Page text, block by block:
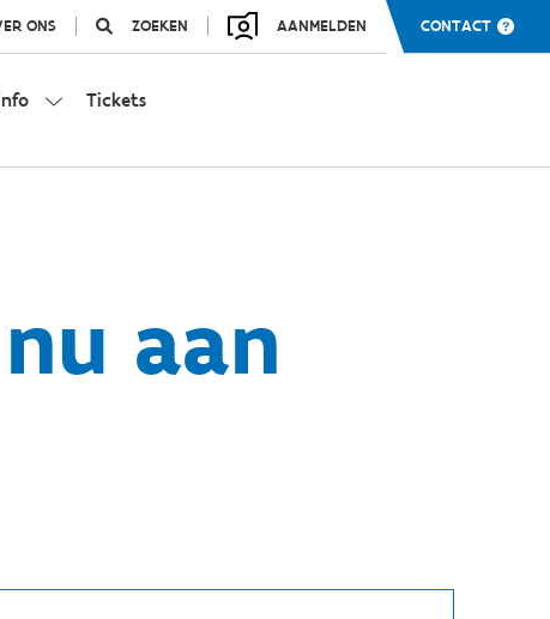
ONS ZOEKEN AANMELDEN CONTACT
Tickets
aan